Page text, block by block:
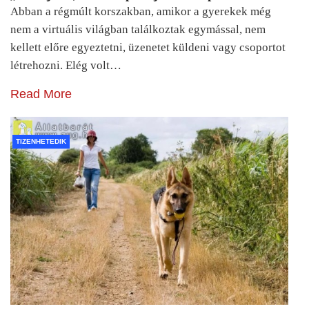
Abban a régmúlt korszakban, amikor a gyerekek még
nem a virtuális világban találkoztak egymással, nem
kellett előre egyeztetni, üzenetet küldeni vagy csoportot
létrehozni. Elég volt…
Read More
TIZENHETEDIK